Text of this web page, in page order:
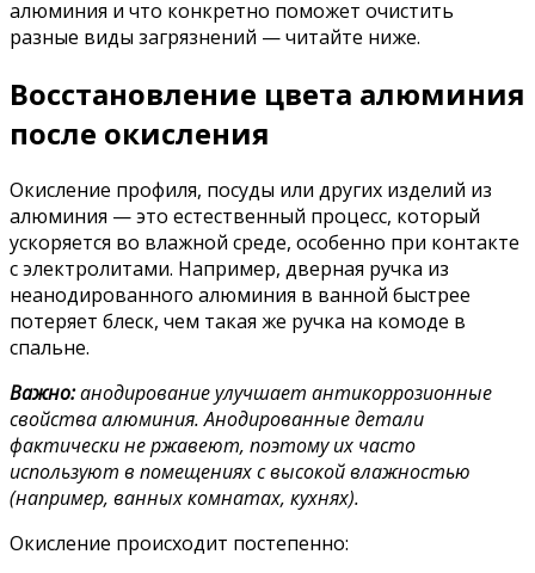
алюминия и что конкретно поможет очистить
разные виды загрязнений — читайте ниже.
Восстановление цвета алюминия
после окисления
Окисление профиля, посуды или других изделий из
алюминия — это естественный процесс, который
ускоряется во влажной среде, особенно при контакте
с электролитами. Например, дверная ручка из
неанодированного алюминия в ванной быстрее
потеряет блеск, чем такая же ручка на комоде в
спальне.
Важно:анодирование улучшает антикоррозионные
свойства алюминия. Анодированные детали
фактически не ржавеют, поэтому их часто
используют в помещениях с высокой влажностью
(например, ванных комнатах, кухнях).
Окисление происходит постепенно: